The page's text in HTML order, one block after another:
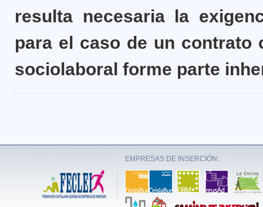
resulta necesaria la
para el caso de un
sociolaboral forme parte
EMPRESAS DE INSERCIÓN: